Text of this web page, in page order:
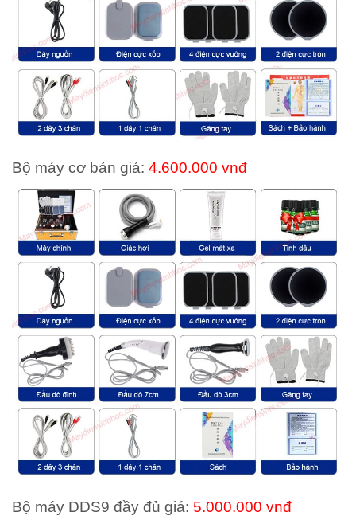
Bộ máy cơ bản giá: 4.600.000 vnđ
Bộ máy DDS9 đầy đủ giá: 5.000.000 vnđ